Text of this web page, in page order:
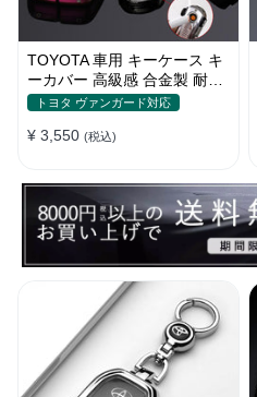
TOYOTA 車用 キーケース キ
ーカバー 高級感 合金製 耐酸
化 耐摩耗 耐久性 グラデーシ
護
トヨタ ヴァンガード対応
¥ 3,550 (税込)